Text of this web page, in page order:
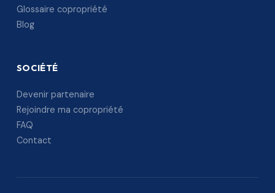
Glossaire copropriété
Blog
SOCIÉTÉ
Devenir partenaire
Rejoindre ma copropriété
FAQ
Contact